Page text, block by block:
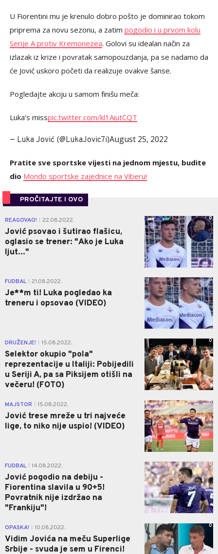
U Fiorentini mu je krenulo dobro pošto je dominirao tokom
priprema za novu sezonu, a zatim pogodio i u prvom kolu
Serije A protiv Kremonezea. Golovi su idealan način za
izlazak iz krize i povratak samopouzdanja, pa se nadamo da
će Jović uskoro početi da realizuje ovakve šanse.
Pogledajte akciju u samom finišu meča:
Luka’s misspic.twitter.com/kl1AiutCQT
— Luka Jović (@LukaJovic7i)August 25, 2022
Pratite sve sportske vijesti na jednom mjestu, budite
dio Mondo sportske zajednice na Viberu!
PROČITAJTE I OVO
REAGOVAO! 22.08.2022.
Jović psovao i šutirao flašicu,
oglasio se trener: "Ako je Luka
ljut..."
0
FUDBAL 21.08.2022.
Je**m ti! Luka pogledao ka
treneru i opsovao (VIDEO)
0
DRUŽENJE! 15.08.2022.
Selektor okupio "pola"
reprezentacije u Italiji: Pobijedili
u Seriji A, pa sa Piksijem otišli na
večeru! (FOTO)
0
MAJSTOR 15.08.2022.
Jović trese mreže u tri najveće
lige, to niko nije uspio! (VIDEO)
0
FUDBAL 14.08.2022.
Jović pogodio na debiju -
Fiorentina slavila u 90+5!
Povratnik nije izdržao na
"Frankiju"!
0
OPASKA! 10.08.2022.
Vidim Jovića na meču Superlige
Srbije - svuda je sem u Firenci!
0